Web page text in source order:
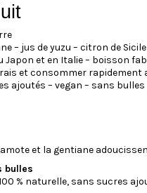
– jus de yuzu – citron de
Japon et en Italie – boisson
et consommer rapidement
ajoutés – vegan – sans bulles
et la gentiane
bulles
% naturelle, sans sucres